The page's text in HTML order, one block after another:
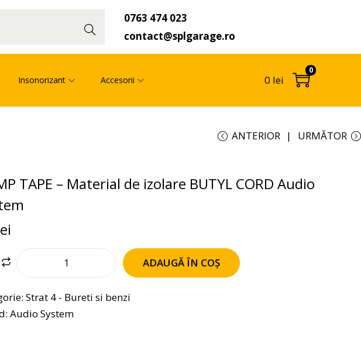
ă
0763 474 023
contact@splgarage.ro
Insonorizant Accesorii 0 lei
0
ANTERIOR URMĂTOR
TAPE – Material de izolare BUTYL CORD Audio
ADAUGĂ ÎN COȘ
Strat 4 - Bureti si benzi
Audio System